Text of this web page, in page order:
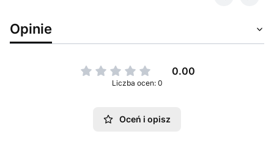
Opinie
0.00
Liczba ocen: 0
Oceń i opisz